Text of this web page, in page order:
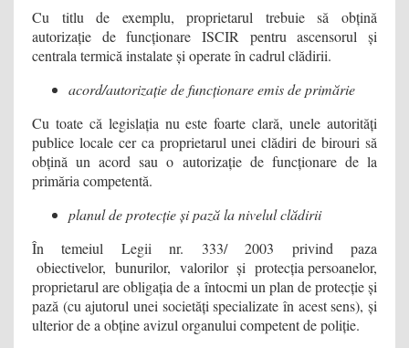
Cu titlu de exemplu, proprietarul trebuie să obțină
autorizație de funcționare ISCIR pentru ascensorul și
centrala termică instalate și operate în cadrul clădirii.
acord/autorizație de funcționare emis de primărie
Cu toate că legislația nu este foarte clară, unele autorități
publice locale cer ca proprietarul unei clădiri de birouri să
obțină un acord sau o autorizație de funcționare de la
primăria competentă.
planul de protecție și pază la nivelul clădirii
În temeiul Legii nr. 333/ 2003 privind paza
obiectivelor, bunurilor, valorilor și protecția persoanelor,
proprietarul are obligația de a întocmi un plan de protecție și
pază (cu ajutorul unei societăți specializate în acest sens), și
ulterior de a obține avizul organului competent de poliție.